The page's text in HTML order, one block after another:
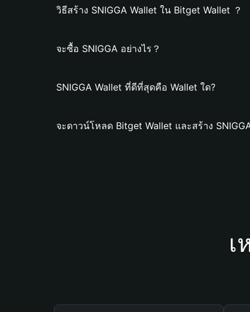
วิธีสร้าง SNIGGA Wallet ใน Bitget Wallet ？
จะซื้อ SNIGGA อย่างไร？
SNIGGA Wallet ที่ดีที่สุดคือ Wallet ใด?
จะดาวน์โหลด Bitget Wallet และสร้าง
เ